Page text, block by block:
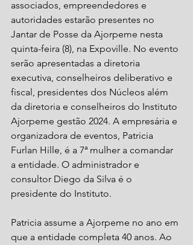
associados, empreendedores e
autoridades estarão presentes no
Jantar de Posse da Ajorpeme nesta
quinta-feira (8), na Expoville. No evento
serão apresentadas a diretoria
executiva, conselheiros deliberativo e
fiscal, presidentes dos Núcleos além
da diretoria e conselheiros do Instituto
Ajorpeme gestão 2024. A empresária e
organizadora de eventos, Patricia
Furlan Hille, é a 7ª mulher a comandar
a entidade. O administrador e
consultor Diego da Silva é o
presidente do Instituto.
Patricia assume a Ajorpeme no ano em
que a entidade completa 40 anos. Ao